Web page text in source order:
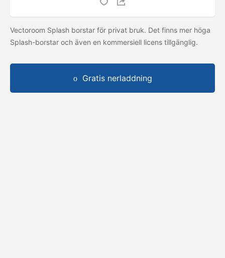
Vectoroom Splash borstar för privat bruk. Det finns mer höga
Splash-borstar och även en kommersiell licens tillgänglig.
Gratis nerladdning